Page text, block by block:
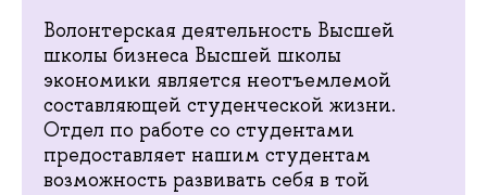
Волонтерская деятельность Высшей
школы бизнеса Высшей школы
экономики является неотъемлемой
составляющей студенческой жизни.
Отдел по работе со студентами
предоставляет нашим студентам
возможность развивать себя в той